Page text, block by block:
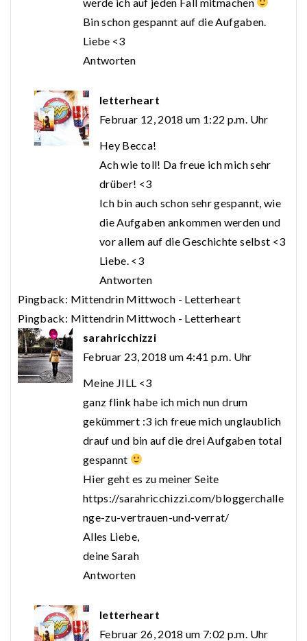
Bin schon gespannt auf die Aufgaben.
Liebe <3
Antworten
letterheart
Februar 12, 2018 um 1:22 p.m. Uhr
Hey Becca!
Ach wie toll! Da freue ich mich sehr
drüber! <3
Ich bin auch schon sehr gespannt, wie
die Aufgaben ankommen werden und
vor allem auf die Geschichte selbst <3
Liebe. <3
Antworten
Pingback: Mittendrin Mittwoch - Letterheart
Pingback: Mittendrin Mittwoch - Letterheart
sarahricchizzi
Februar 23, 2018 um 4:41 p.m. Uhr
Meine JILL <3
ganz flink habe ich mich nun drum
gekümmert :3 ich freue mich unglaublich
drauf und bin auf die drei Aufgaben total
gespannt
Hier geht es zu meiner Seite
https://sarahricchizzi.com/bloggerchalle
nge-zu-vertrauen-und-verrat/
Alles Liebe,
deine Sarah
Antworten
letterheart
Februar 26, 2018 um 7:02 p.m. Uhr